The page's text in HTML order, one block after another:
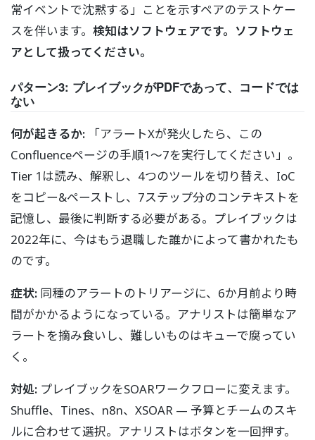
常イベントで沈黙する」ことを示すペアのテストケー
スを伴います。 検知はソフトウェアです。ソフトウェ
アとして扱ってください。
パターン3: プレイブックがPDFであって、コードでは
ない
何が起きるか: 「アラートXが発火したら、この
Confluenceページの手順1〜7を実行してください」。
Tier 1は読み、解釈し、4つのツールを切り替え、IoC
をコピー&ペーストし、7ステップ分のコンテキストを
記憶し、最後に判断する必要がある。プレイブックは
2022年に、今はもう退職した誰かによって書かれたも
のです。
症状: 同種のアラートのトリアージに、6か月前より時
間がかかるようになっている。アナリストは簡単なア
ラートを摘み食いし、難しいものはキューで腐ってい
く。
対処: プレイブックをSOARワークフローに変えます。
Shuffle、Tines、n8n、XSOAR — 予算とチームのスキ
ルに合わせて選択。アナリストはボタンを一回押す。